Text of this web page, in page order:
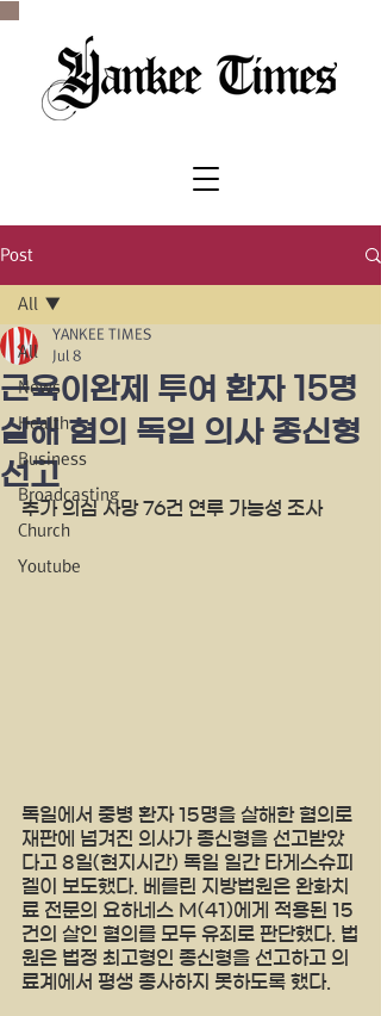
Post
All
News
Health
Business
Broadcasting
Church
Youtube
All
근육이완제 투여 환자 15명
살해 혐의 독일 의사 종신형
선고
YANKEE TIMES
Jul 8
추가 의심 사망 76건 연루 가능성 조사
독일에서 중병 환자 15명을 살해한 혐의로
재판에 넘겨진 의사가 종신형을 선고받았
다고 8일(현지시간) 독일 일간 타게스슈피
겔이 보도했다. 베를린 지방법원은 완화치
료 전문의 요하네스 M(41)에게 적용된 15
건의 살인 혐의를 모두 유죄로 판단했다. 법
원은 법정 최고형인 종신형을 선고하고 의
료계에서 평생 종사하지 못하도록 했다.